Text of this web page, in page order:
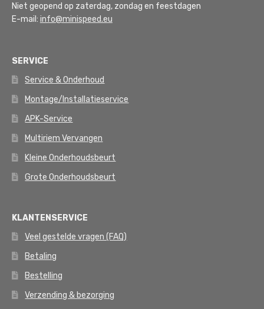
Niet geopend op zaterdag, zondag en feestdagen
E-mail: info@minispeed.eu
SERVICE
Service & Onderhoud
Montage/Installatieservice
APK-Service
Multiriem Vervangen
Kleine Onderhoudsbeurt
Grote Onderhoudsbeurt
KLANTENSERVICE
Veel gestelde vragen (FAQ)
Betaling
Bestelling
Verzending & bezorging